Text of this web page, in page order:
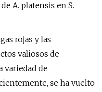
A. platensis en S.
rojas y las
valiosos de
variedad de
se ha vuelto